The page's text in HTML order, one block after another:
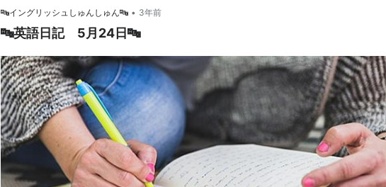
🔤イングリッシュしゅんしゅん🔤 • 3年前
🔤英語日記 5月24日🔤